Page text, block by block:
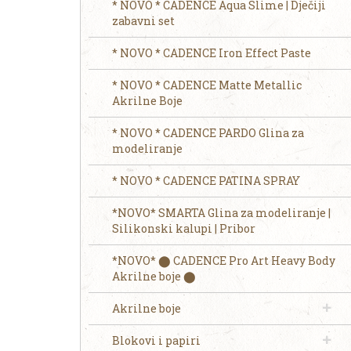
* NOVO * CADENCE Aqua Slime | Dječiji
zabavni set
* NOVO * CADENCE Iron Effect Paste
* NOVO * CADENCE Matte Metallic
Akrilne Boje
* NOVO * CADENCE PARDO Glina za
modeliranje
* NOVO * CADENCE PATINA SPRAY
*NOVO* SMARTA Glina za modeliranje |
Silikonski kalupi | Pribor
*NOVO* ⬤ CADENCE Pro Art Heavy Body
Akrilne boje ⬤
Akrilne boje
Blokovi i papiri